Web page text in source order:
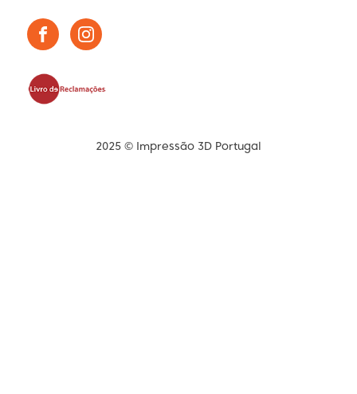
2025 © Impressão 3D Portugal